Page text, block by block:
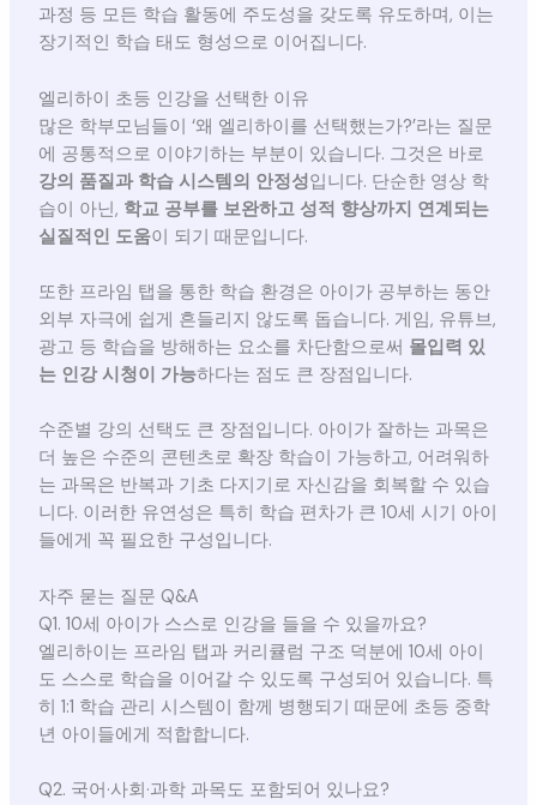
과정 등 모든 학습 활동에 주도성을 갖도록 유도하며, 이는
장기적인 학습 태도 형성으로 이어집니다.
엘리하이 초등 인강을 선택한 이유
많은 학부모님들이 ‘왜 엘리하이를 선택했는가?’라는 질문
에 공통적으로 이야기하는 부분이 있습니다. 그것은 바로
강의 품질과 학습 시스템의 안정성입니다. 단순한 영상 학
습이 아닌, 학교 공부를 보완하고 성적 향상까지 연계되는
실질적인 도움이 되기 때문입니다.
또한 프라임 탭을 통한 학습 환경은 아이가 공부하는 동안
외부 자극에 쉽게 흔들리지 않도록 돕습니다. 게임, 유튜브,
광고 등 학습을 방해하는 요소를 차단함으로써 몰입력 있
는 인강 시청이 가능하다는 점도 큰 장점입니다.
수준별 강의 선택도 큰 장점입니다. 아이가 잘하는 과목은
더 높은 수준의 콘텐츠로 확장 학습이 가능하고, 어려워하
는 과목은 반복과 기초 다지기로 자신감을 회복할 수 있습
니다. 이러한 유연성은 특히 학습 편차가 큰 10세 시기 아이
들에게 꼭 필요한 구성입니다.
자주 묻는 질문 Q&A
Q1. 10세 아이가 스스로 인강을 들을 수 있을까요?
엘리하이는 프라임 탭과 커리큘럼 구조 덕분에 10세 아이
도 스스로 학습을 이어갈 수 있도록 구성되어 있습니다. 특
히 1:1 학습 관리 시스템이 함께 병행되기 때문에 초등 중학
년 아이들에게 적합합니다.
Q2. 국어·사회·과학 과목도 포함되어 있나요?